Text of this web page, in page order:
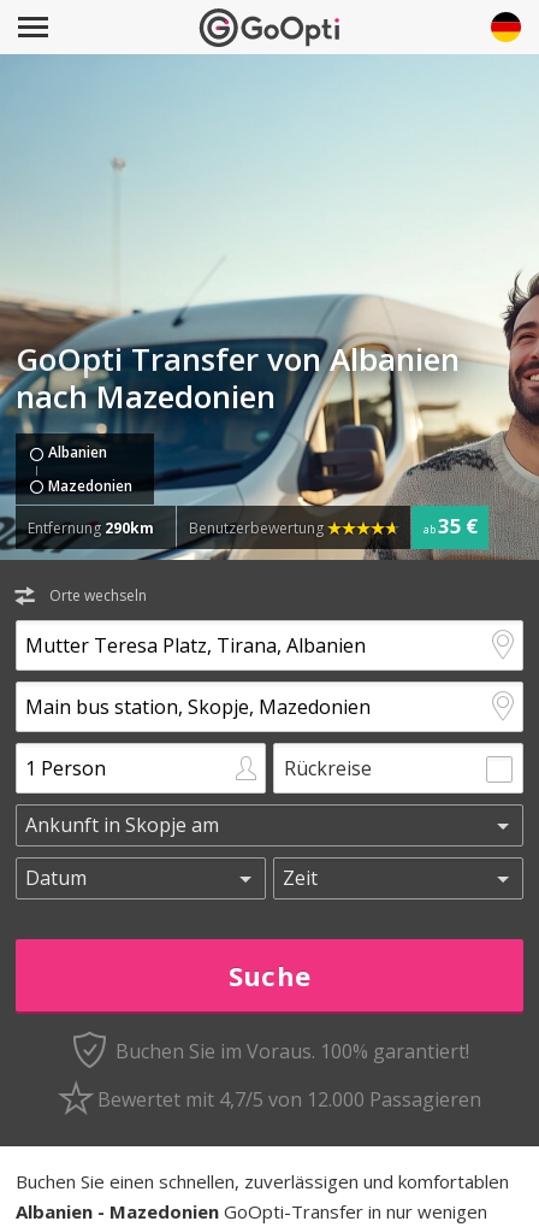
GoOpti Transfer von Albanien
nach Mazedonien
Albanien
Mazedonien
Entfernung 290km Benutzerbewertung ab35 €
Orte wechseln
Rückreise
Buchen Sie im Voraus. 100% garantiert!
Bewertet mit 4,7/5 von 12.000 Passagieren
Buchen Sie einen schnellen, zuverlässigen und komfortablen
Albanien - Mazedonien GoOpti-Transfer in nur wenigen